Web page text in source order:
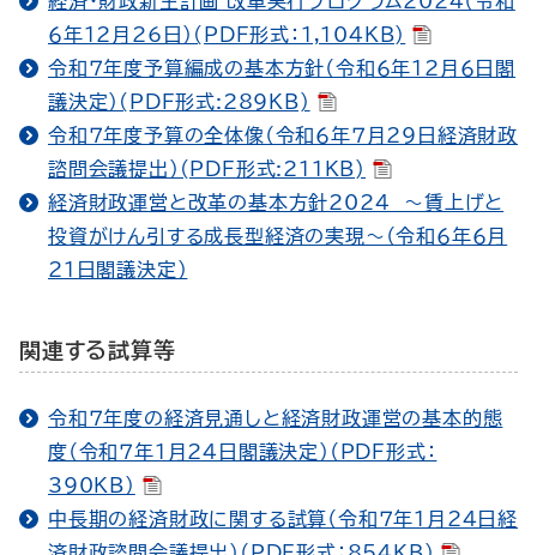
６年12月26日）(PDF形式：1,104KB)
令和７年度予算編成の基本方針（令和６年12月６日閣
議決定）(PDF形式:289KB)
令和７年度予算の全体像（令和６年７月29日経済財政
諮問会議提出）(PDF形式:211KB)
経済財政運営と改革の基本方針2024 ～賃上げと
投資がけん引する成長型経済の実現～（令和６年６月
21日閣議決定）
関連する試算等
令和７年度の経済見通しと経済財政運営の基本的態
度（令和７年１月24日閣議決定）（PDF形式：
390KB）
中長期の経済財政に関する試算（令和７年１月24日経